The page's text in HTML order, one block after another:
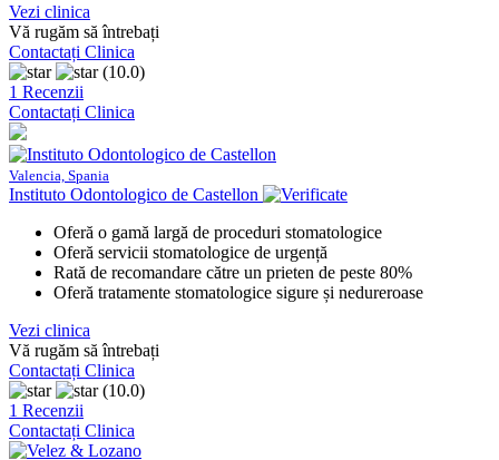
Vezi clinica
Vă rugăm să întrebați
Contactați Clinica
(10.0)
1 Recenzii
Contactați Clinica
Valencia, Spania
Instituto Odontologico de Castellon
Oferă o gamă largă de proceduri stomatologice
Oferă servicii stomatologice de urgență
Rată de recomandare către un prieten de peste 80%
Oferă tratamente stomatologice sigure și nedureroase
Vezi clinica
Vă rugăm să întrebați
Contactați Clinica
(10.0)
1 Recenzii
Contactați Clinica